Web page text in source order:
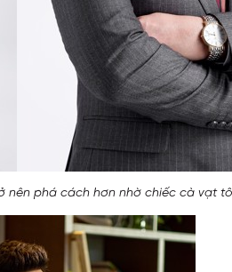
nên phá cách hơn nhờ chiếc cà vạt